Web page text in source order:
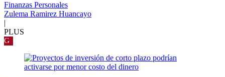
Finanzas Personales
Zulema Ramirez Huancayo
|
PLUS
G